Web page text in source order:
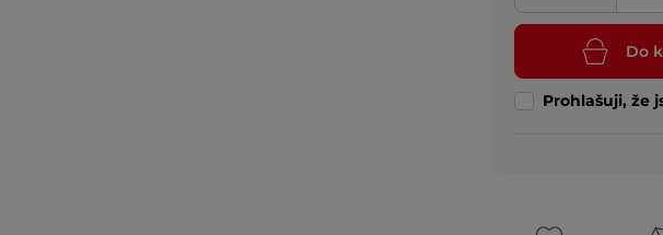
Do
Prohlašuji, že